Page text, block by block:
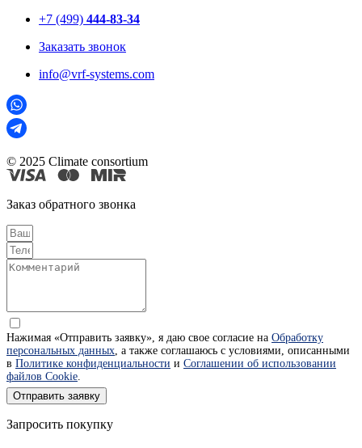
+7 (499) 444-83-34
Заказать звонок
info@vrf-systems.com
© 2025 Climate consortium
Заказ обратного звонка
Нажимая «Отправить заявку», я даю свое согласие на Обработку
персональных данных, а также соглашаюсь с условиями, описанными
в Политике конфиденциальности и Соглашении об использовании
файлов Cookie.
Отправить заявку
Запросить покупку